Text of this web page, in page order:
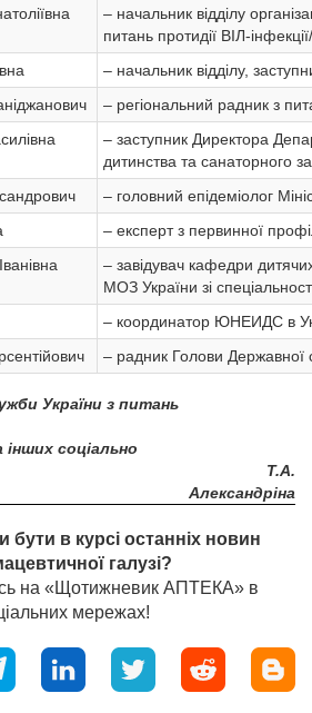
– начальник відділу
питань протидії ВІЛ-
– начальник відділу,
– регіональний радник з
– заступник Директора
дитинства та санаторного
– головний епідеміолог
– експерт з первинної
– завідувач кафедри
МОЗ України зі
– координатор ЮНЕИДС в
– радник Голови Державної
України з питань
інших соціально
Т.А.
Александріна
бути в курсі останніх новин
галузі?
на «Щотижневик АПТЕКА» в
мережах!